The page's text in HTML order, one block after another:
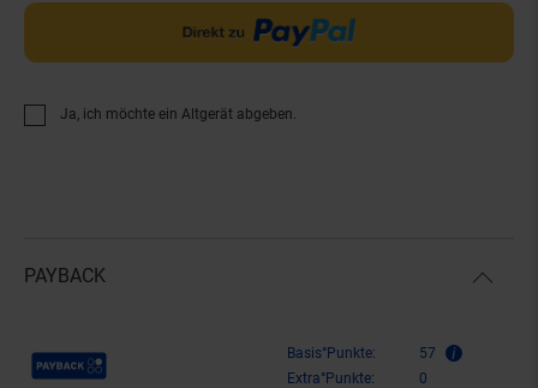
Ja, ich möchte ein Altgerät abgeben.
PAYBACK
Payback Punkte Basis°Punkte:
57
Extra°Punkte:
0